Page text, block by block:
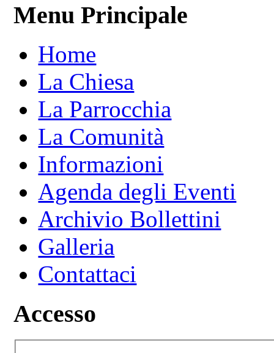
Menu Principale
Home
La Chiesa
La Parrocchia
La Comunità
Informazioni
Agenda degli Eventi
Archivio Bollettini
Galleria
Contattaci
Accesso